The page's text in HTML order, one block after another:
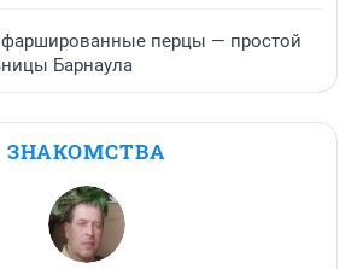
фаршированные перцы — простой
Барнаула
ЗНАКОМСТВА